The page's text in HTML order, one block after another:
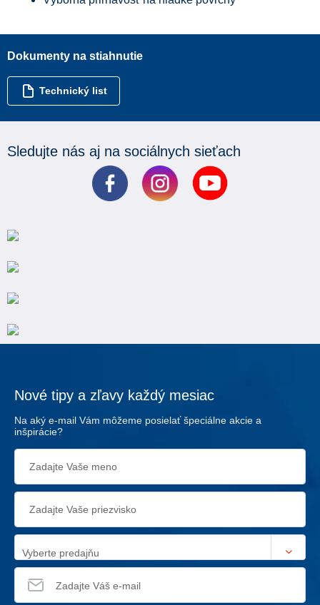
Dokumenty na stiahnutie
Technický list
Sledujte nás aj na sociálnych sieťach
Nové tipy a zľavy každý mesiac
Na aký e-mail Vám môžeme posielať špeciálne akcie a
inšpirácie?
Vyberte predajňu